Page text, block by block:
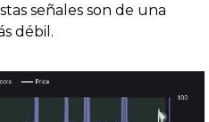
señales son de una
débil.